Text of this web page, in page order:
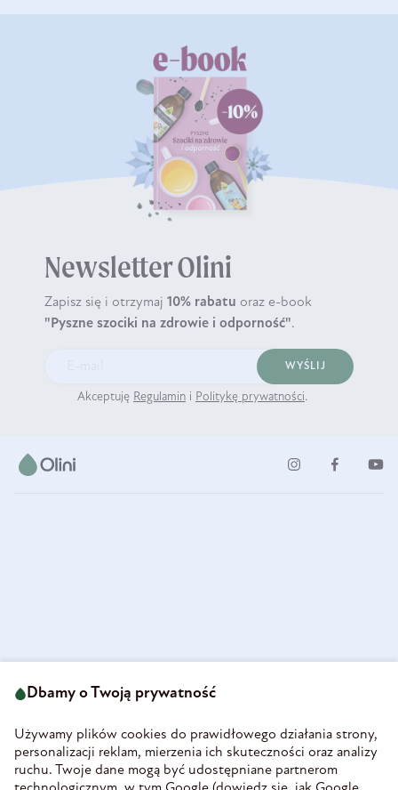
Newsletter Olini
Zapisz się i otrzymaj 10% rabatu oraz e-book
"Pyszne szociki na zdrowie i odporność".
WYŚLIJ
Akceptuję Regulamin i Politykę prywatności.
58-160 Świebodzice
REGON 890213034
INFORMACJE
Dbamy o Twoją prywatność
Używamy plików cookies do prawidłowego działania strony,
personalizacji reklam, mierzenia ich skuteczności oraz analizy
ruchu. Twoje dane mogą być udostępniane partnerom